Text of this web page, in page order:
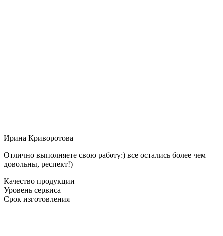
Ирина Криворотова
Отлично выполняете свою работу:) все остались более чем
довольны, респект!)
Качество продукции
Уровень сервиса
Срок изготовления